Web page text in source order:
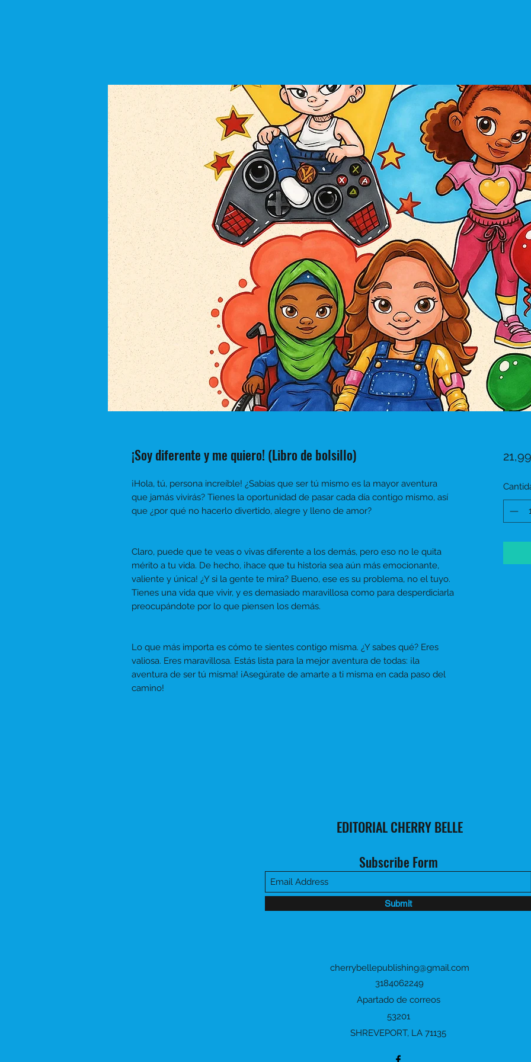
¡Soy diferente y me quiero! (Libro de bolsillo)
¡Hola, tú, persona increíble! ¿Sabías que ser tú mismo es la mayor aventura
que jamás vivirás? Tienes la oportunidad de pasar cada día contigo mismo, así
que ¿por qué no hacerlo divertido, alegre y lleno de amor?
Claro, puede que te veas o vivas diferente a los demás, pero eso no le quita
mérito a tu vida. De hecho, ¡hace que tu historia sea aún más emocionante,
valiente y única! ¿Y si la gente te mira? Bueno, ese es su problema, no el tuyo.
Tienes una vida que vivir, y es demasiado maravillosa como para desperdiciarla
preocupándote por lo que piensen los demás.
Lo que más importa es cómo te sientes contigo misma. ¿Y sabes qué? Eres
valiosa. Eres maravillosa. Estás lista para la mejor aventura de todas: ¡la
aventura de ser tú misma! ¡Asegúrate de amarte a ti misma en cada paso del
camino!
EDITORIAL CHERRY BELLE
Subscribe Form
Submit
cherrybellepublishing@gmail.com
3184062249
Apartado de correos
53201
SHREVEPORT, LA 71135